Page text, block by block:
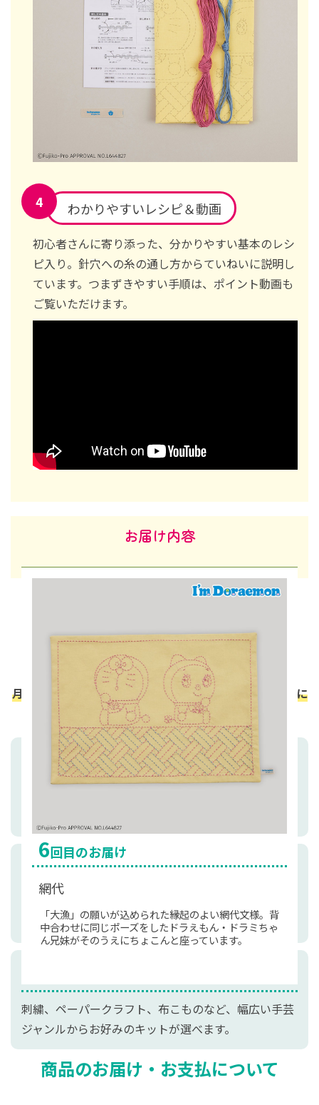
わかりやすいレシピ＆動画
初心者さんに寄り添った、分かりやすい基本のレシ
ピ入り。針穴への糸の通し方からていねいに説明し
ています。つまずきやすい手順は、ポイント動画も
ご覧いただけます。
お届け内容
1回目のお届け
立涌
ドラミちゃんとしずかちゃんが仲良く座っている両脇
に、たちのぼる湯気を表す「立涌」を配置。かわいい
二人に合わせて、ピンクと紫でカラーをまとめていま
2回目のお届け
花格子・桜
ドラミちゃん・しずかちゃんのお顔と、日本らしいお
花モチーフの組み合わせ。「立涌」のランチョンマッ
トと一緒に使えるデザインです。
3回目のお届け
野分
野の草が強い風に吹き分けられる秋らしい風景をイメ
ージした「野分」。ドラえもんの大好物どら焼きと組
み合わせて、一緒におやつタイム気分が楽しめる図案
4回目のお届け
比翼井桁
「比翼」は2羽の鳥が翼を並べた様子、「井桁」は生
活必需品であった井戸に由来します。「唯一／欠かせ
ない」という意味をもつ文様と、仲の良い二人がぴっ
5回目のお届け
青海波・麻の葉
連なる波から「未来永劫続く幸せ」という意味をもつ
青海波にはドラえもん、育つのが早いことから「健や
かな成長」を表す麻の葉にはのび太くんを合わせてい
6回目のお届け
網代
「大漁」の願いが込められた縁起のよい網代文様。背
中合わせに同じポーズをしたドラえもん・ドラミちゃ
ん兄妹がそのうえにちょこんと座っています。
月イチ手芸便なら、初心者から経験者まで、誰でも手軽に
楽しめます。
毎月新しいキットをお届け
すぐに作れる手芸キット
ですぐにはじめられます。
刺繍、ペーパークラフト、布こものなど、幅広い手芸
ジャンルからお好みのキットが選べます。
商品のお届け・お支払について